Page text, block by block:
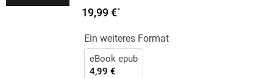
19,99 €*
Ein weiteres Format
eBook epub
4,99 €